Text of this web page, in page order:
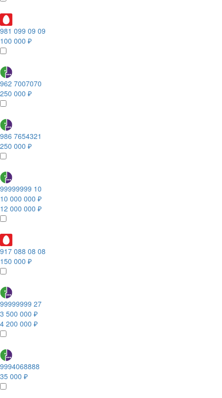
981 099 09 09
100 000 ₽
962 7007070
250 000 ₽
986 7654321
250 000 ₽
99999999 10
10 000 000 ₽
12 000 000 ₽
917 088 08 08
150 000 ₽
99999999 27
3 500 000 ₽
4 200 000 ₽
9994068888
35 000 ₽